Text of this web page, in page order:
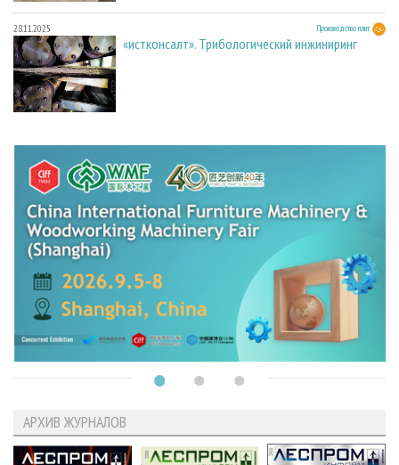
28.11.2025 Производство плит
«истконсалт». Трибологический инжиниринг
АРХИВ ЖУРНАЛОВ